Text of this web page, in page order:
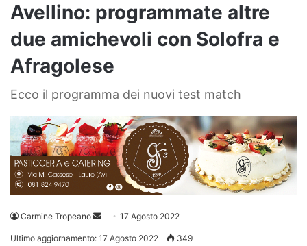
Avellino: programmate altre
due amichevoli con Solofra e
Afragolese
Ecco il programma dei nuovi test match
Carmine Tropeano
Invia 17 Agosto 2022
Ultimo aggiornamento: 17 Agosto 2022 349